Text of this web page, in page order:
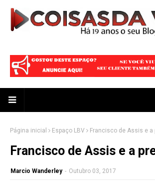
Página inicial Espaço LBV Francisco de Assis e a
Francisco de Assis e a
Marcio Wanderley - Outubro 03, 2017